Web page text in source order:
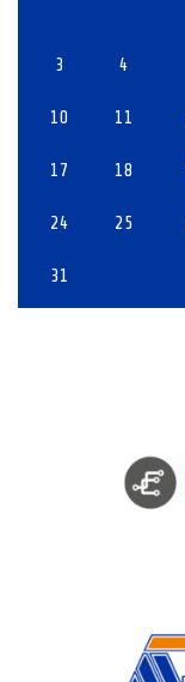
3 4
10 11
17 18
24 25
31